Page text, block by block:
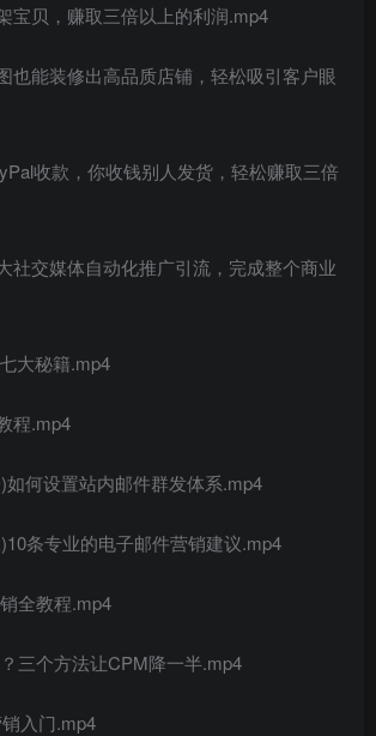
宝贝，赚取三倍以上的利润.mp4
也能装修出高品质店铺，轻松吸引客户眼
收款，你收钱别人发货，轻松赚取三倍
社交媒体自动化推广引流，完成整个商业
大秘籍.mp4
程.mp4
如何设置站内邮件群发体系.mp4
条专业的电子邮件营销建议.mp4
全教程.mp4
三个方法让CPM降一半.mp4
入门.mp4